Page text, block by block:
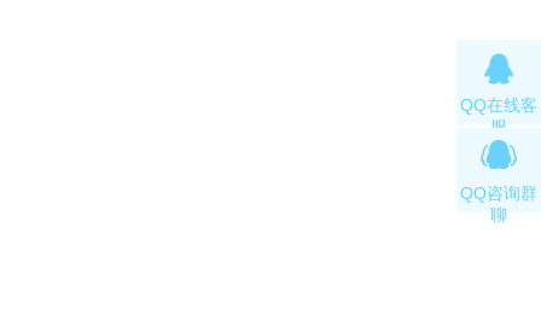
QQ在线客
服
QQ咨询群
聊